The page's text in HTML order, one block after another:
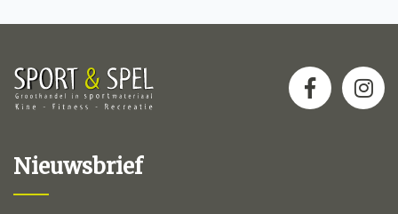
Nieuwsbrief